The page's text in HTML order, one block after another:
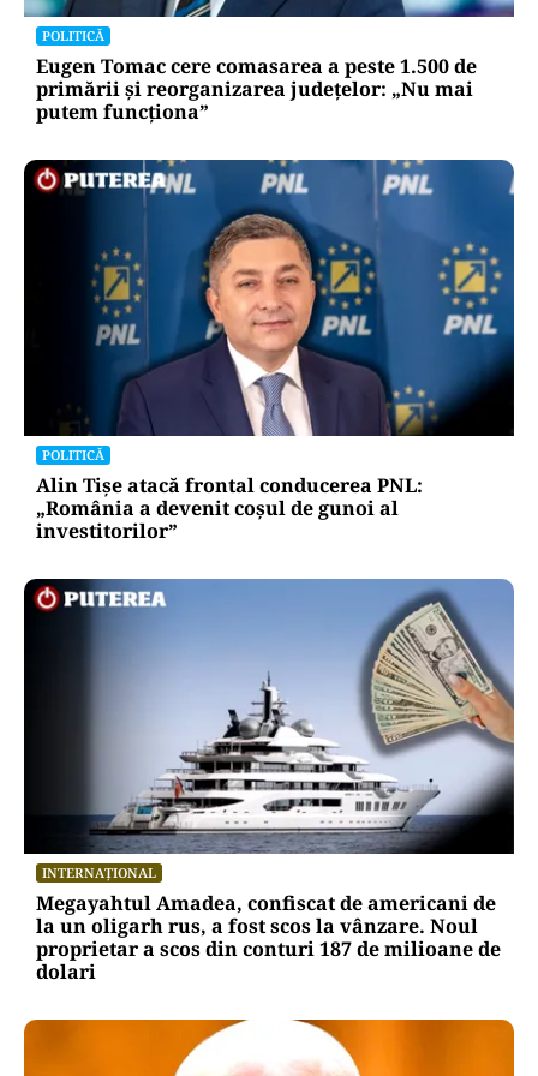
POLITICĂ
Eugen Tomac cere comasarea a peste 1.500 de
primării și reorganizarea județelor: „Nu mai
putem funcționa”
POLITICĂ
Alin Tișe atacă frontal conducerea PNL:
„România a devenit coșul de gunoi al
investitorilor”
INTERNAȚIONAL
Megayahtul Amadea, confiscat de americani de
la un oligarh rus, a fost scos la vânzare. Noul
proprietar a scos din conturi 187 de milioane de
dolari